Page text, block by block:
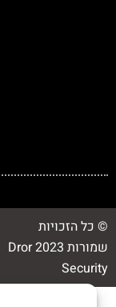
הזכויות
שמורות 2023 Dror